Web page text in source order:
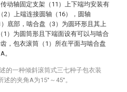
动轴固定支架（11）上下端均安装有
2）上端连接圆轴（16），圆轴
）底部，啮合盘（3）为圆环形且其上
1）为圆筒形且下端面设有可以与啮合
，包衣滚筒（1）所在平面与啮合盘
。
的一种倾斜滚筒式三七种子包衣装
的夹角A为15°～45°。